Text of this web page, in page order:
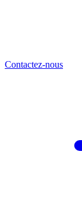
Contactez-nous